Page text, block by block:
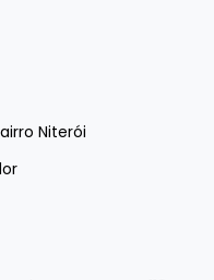
Niterói